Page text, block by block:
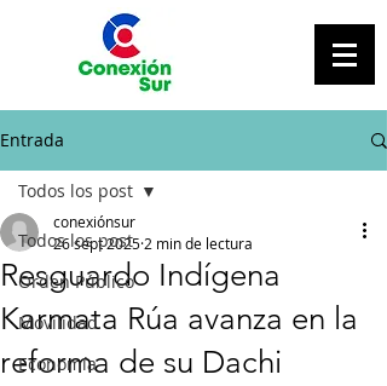
Entrada
Todos los post
Orden Público
Movilidad
Economía
Todos los post
Resguardo Indígena
Karmata Rúa avanza en la
reforma de su Dachi
conexiónsur
26 sept 2025 2 min de lectura